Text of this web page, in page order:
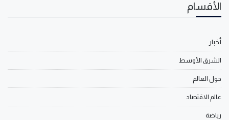
الأقسام
أخبار
الشرق الأوسط
حول العالم
عالم الاقتصاد
رياضة